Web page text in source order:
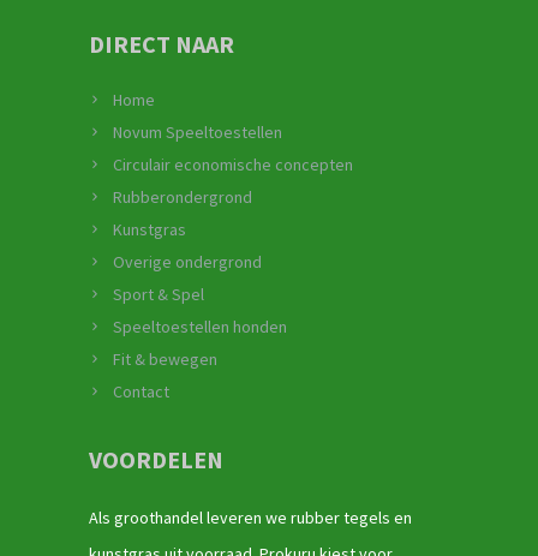
DIRECT NAAR
Home
Novum Speeltoestellen
Circulair economische concepten
Rubberondergrond
Kunstgras
Overige ondergrond
Sport & Spel
Speeltoestellen honden
Fit & bewegen
Contact
VOORDELEN
Als groothandel leveren we rubber tegels en